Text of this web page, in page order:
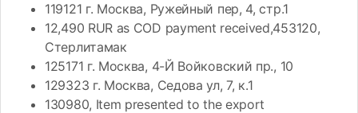
119121 г. Москва, Ружейный пер, 4, стр.1
12,490 RUR as COD payment received,453120,
Стерлитамак
125171 г. Москва, 4-Й Войковский пр., 10
129323 г. Москва, Седова ул, 7, к.1
130980, Item presented to the export